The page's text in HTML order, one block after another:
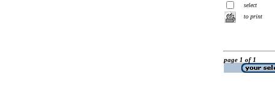
select
to print
page 1 of 1